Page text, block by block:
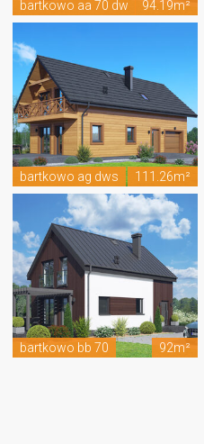
bartkowo aa 70 dw 94.19m²
bartkowo ag dws 111.26m²
bartkowo bb 70 92m²